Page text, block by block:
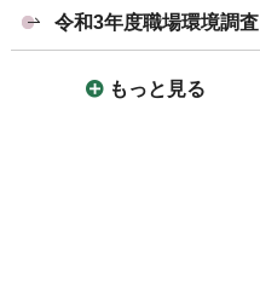
令和3年度職場環境調査
もっと見る